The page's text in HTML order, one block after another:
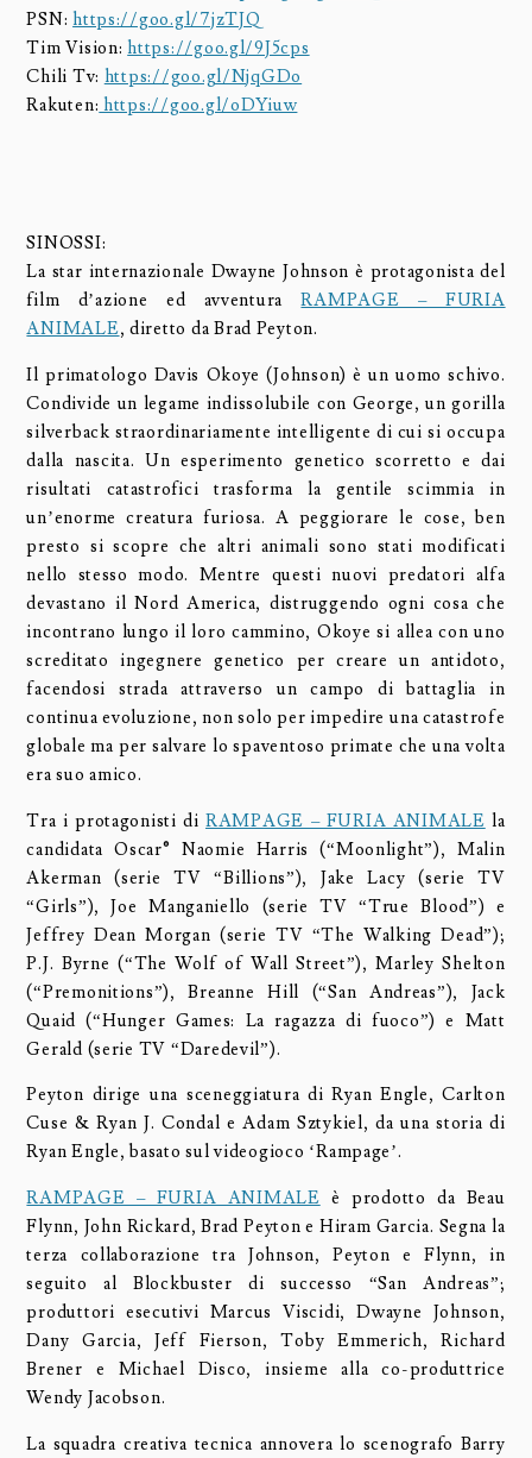
PSN:https://goo.gl/7jzTJQ
Tim Vision:https://goo.gl/9J5cps
Chili Tv: https://goo.gl/NjqGDo
Rakuten: https://goo.gl/oDYiuw
SINOSSI:
La star internazionale Dwayne Johnson è protagonista del
film d’azione ed avventuraRAMPAGE – FURIA
ANIMALE, diretto da Brad Peyton.
Il primatologo Davis Okoye (Johnson) è un uomo schivo.
Condivide un legame indissolubile con George, un gorilla
silverback straordinariamente intelligente di cui si occupa
dalla nascita. Un esperimento genetico scorretto e dai
risultati catastrofici trasforma la gentile scimmia in
un’enorme creatura furiosa. A peggiorare le cose, ben
presto si scopre che altri animali sono stati modificati
nello stesso modo. Mentre questi nuovi predatori alfa
devastano il Nord America, distruggendo ogni cosa che
incontrano lungo il loro cammino, Okoye si allea con uno
screditato ingegnere genetico per creare un antidoto,
facendosi strada attraverso un campo di battaglia in
continua evoluzione, non solo per impedire una catastrofe
globale ma per salvare lo spaventoso primate che una volta
era suo amico.
Tra i protagonisti diRAMPAGE – FURIA ANIMALE la
candidata Oscar® Naomie Harris (“Moonlight”), Malin
Akerman (serie TV “Billions”), Jake Lacy (serie TV
“Girls”), Joe Manganiello (serie TV “True Blood”) e
Jeffrey Dean Morgan (serie TV “The Walking Dead”);
P.J. Byrne (“The Wolf of Wall Street”), Marley Shelton
(“Premonitions”), Breanne Hill (“San Andreas”), Jack
Quaid (“Hunger Games: La ragazza di fuoco”) e Matt
Gerald (serie TV “Daredevil”).
Peyton dirige una sceneggiatura di Ryan Engle, Carlton
Cuse & Ryan J. Condal e Adam Sztykiel, da una storia di
Ryan Engle, basato sul videogioco ‘Rampage’.
RAMPAGE – FURIA ANIMALE è prodotto da Beau
Flynn, John Rickard, Brad Peyton e Hiram Garcia. Segna la
terza collaborazione tra Johnson, Peyton e Flynn, in
seguito al Blockbuster di successo “San Andreas”;
produttori esecutivi Marcus Viscidi, Dwayne Johnson,
Dany Garcia, Jeff Fierson, Toby Emmerich, Richard
Brener e Michael Disco, insieme alla co-produttrice
Wendy Jacobson.
La squadra creativa tecnica annovera lo scenografo Barry